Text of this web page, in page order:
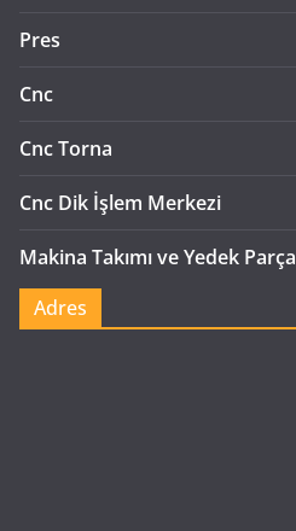
Pres
Cnc
Cnc Torna
Cnc Dik İşlem Merkezi
Makina Takımı ve Yedek Parça
Adres